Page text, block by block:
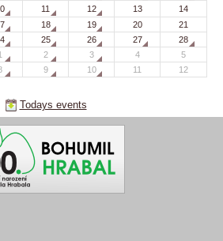
11 12 13
14
18 19 20
21
25 26 27
28
2 3 4
5
9 10 11 12
Todays events